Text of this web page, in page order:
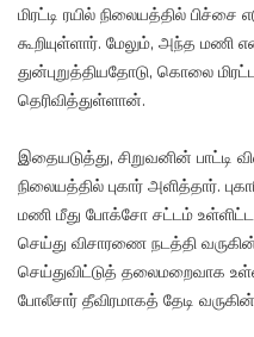
மிரட்டி ரயில் நிலையத்தில்
கூறியுள்ளார். மேலும், அந்த மணி
துன்புறுத்தியதோடு, கொலை
தெரிவித்துள்ளான்.
இதையடுத்து, சிறுவனின் பாட்டி
நிலையத்தில் புகார் அளித்தார்.
மணி மீது போக்சோ சட்டம் உள்ளிட்ட
செய்து விசாரணை நடத்தி
செய்துவிட்டுத் தலைமறைவாக
போலீசார் தீவிரமாகத் தேடி